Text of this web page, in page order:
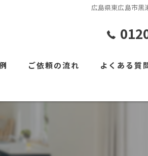
広島県東広島市黒
ご依頼の流れ よくある質